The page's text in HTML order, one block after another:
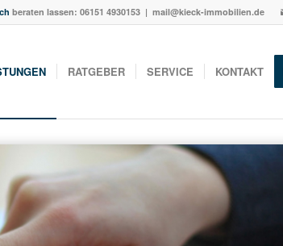
beraten lassen: 06151 4930153 | mail@kieck-immobilien.de
RATGEBER SERVICE KONTAKT